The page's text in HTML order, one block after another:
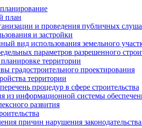
план
и проведения публичных
и застройки
вид использования земельного
параметров разрешенного
территории
градостроительного проектирования
территории
процедур в сфере строительства
из информационной системы
развития
причин нарушения